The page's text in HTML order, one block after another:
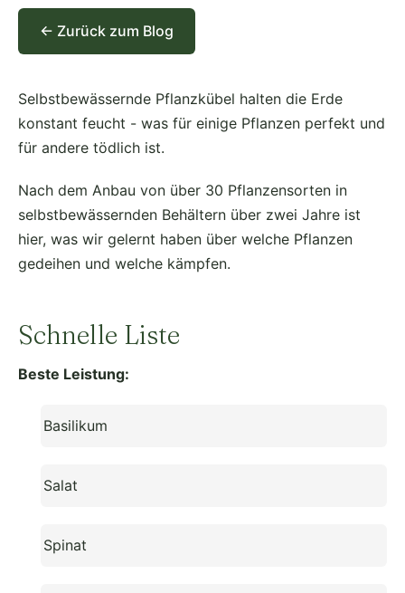
← Zurück zum Blog
Selbstbewässernde Pflanzkübel halten die Erde
konstant feucht - was für einige Pflanzen perfekt und
für andere tödlich ist.
Nach dem Anbau von über 30 Pflanzensorten in
selbstbewässernden Behältern über zwei Jahre ist
hier, was wir gelernt haben über welche Pflanzen
gedeihen und welche kämpfen.
Schnelle Liste
Beste Leistung:
Basilikum
Salat
Spinat